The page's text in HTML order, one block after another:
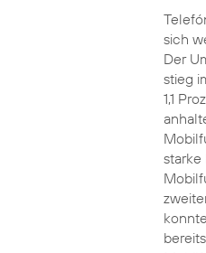
sich
Der
stieg
1,1
starke